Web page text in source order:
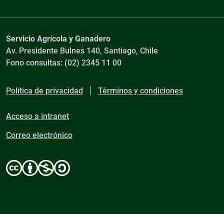
Servicio Agrícola y Ganadero
Av. Presidente Bulnes 140, Santiago, Chile
Fono consultas: (02) 2345 11 00
Política de privacidad Términos y condiciones
Acceso a intranet
Correo electrónico